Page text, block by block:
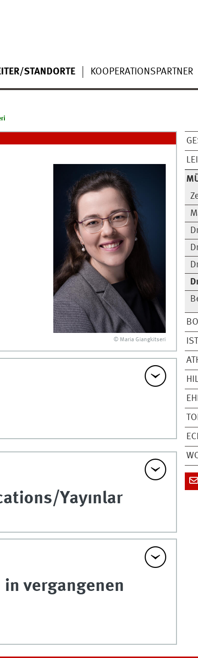
STANDORTE KOOPERATIONSPARTNER
© Maria Giangkitseri
Yayınlar
vergangenen